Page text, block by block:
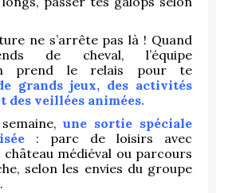
ne s’arrête pas là ! Quand
de cheval, l’équipe
prend le relais pour te
grands jeux, des activités
des veillées animées.
une sortie spéciale
: parc de loisirs avec
médiéval ou parcours
selon les envies du groupe